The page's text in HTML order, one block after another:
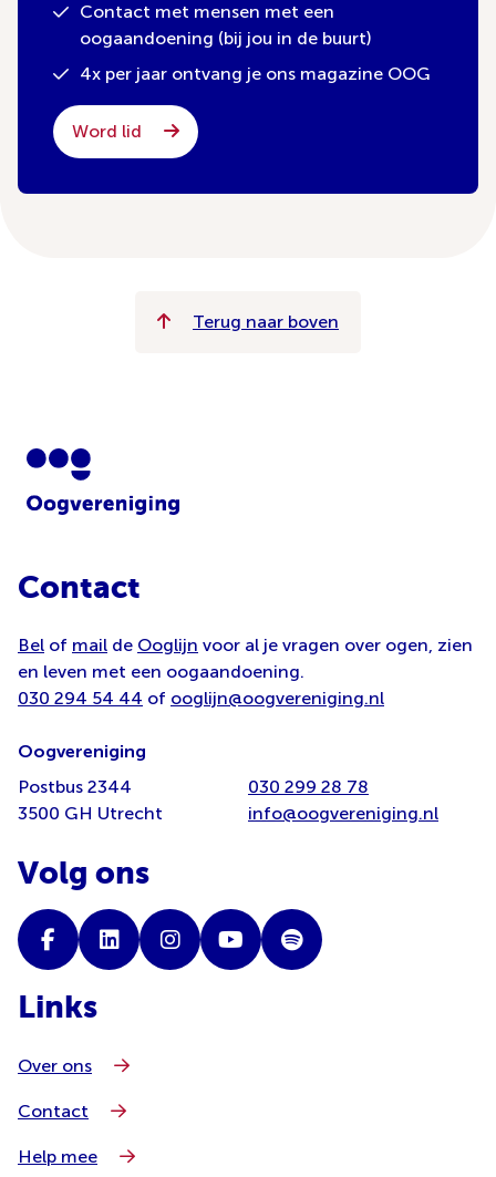
Contact met mensen met een
oogaandoening (bij jou in de buurt)
4x per jaar ontvang je ons magazine OOG
Word lid
Terug naar boven
Contact
Bel of mail de Ooglijn voor al je vragen over ogen, zien
en leven met een oogaandoening.
030 294 54 44 of ooglijn@oogvereniging.nl
Oogvereniging
Postbus 2344
3500 GH Utrecht
030 299 28 78
info@oogvereniging.nl
Volg ons
Links
Over ons
Contact
Help mee